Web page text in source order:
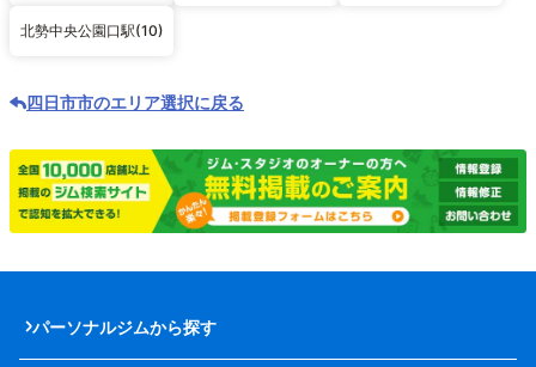
北勢中央公園口駅(10)
四日市市のエリア選択に戻る
パーソナルジムから探す